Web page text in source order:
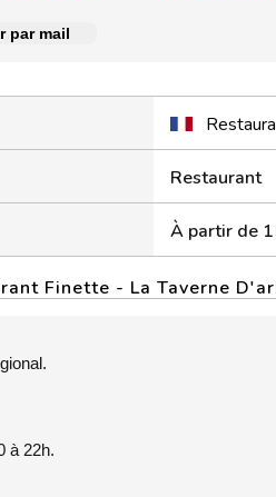
par mail
Restaurant
À partir de
Finette - La Taverne
à 22h.